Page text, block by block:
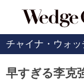
チャイナ・ウォ
早すぎる李克